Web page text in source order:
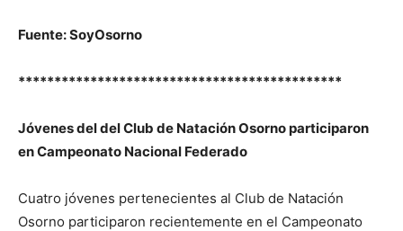
Fuente: SoyOsorno
*********************************************
Jóvenes del del Club de Natación Osorno participaron
en Campeonato Nacional Federado
Cuatro jóvenes pertenecientes al Club de Natación
Osorno participaron recientemente en el Campeonato